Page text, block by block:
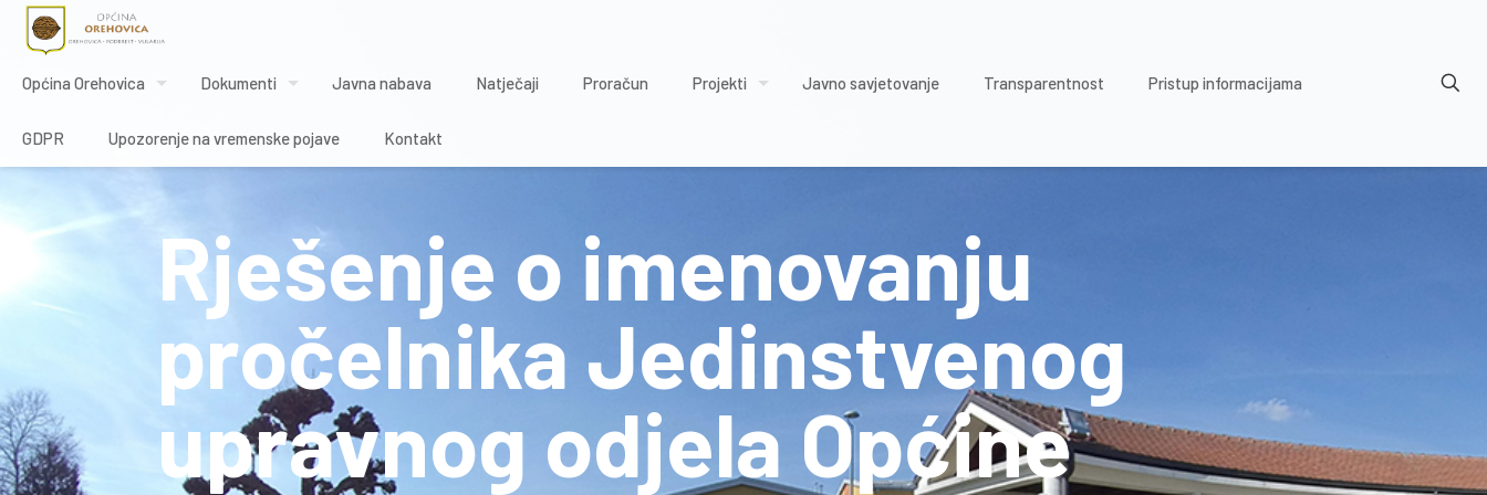
Općina Orehovica Dokumenti Javna nabava Natječaji Proračun Projekti Javno savjetovanje Transparentnost Pristup informacijama
GDPR Upozorenje na vremenske pojave Kontakt
Rješenje o imenovanju
pročelnika Jedinstvenog
upravnog odjela Općine